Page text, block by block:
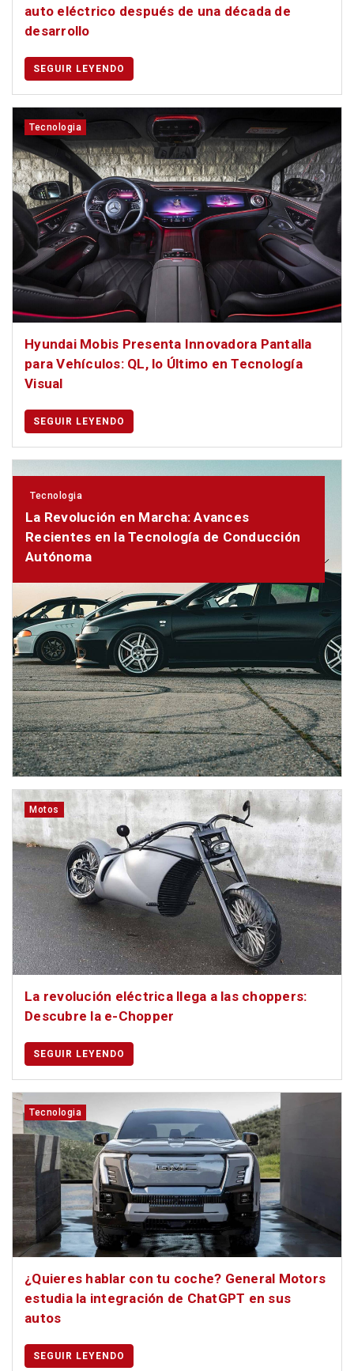
auto eléctrico después de una década de
desarrollo
SEGUIR LEYENDO
Tecnologia
Hyundai Mobis Presenta Innovadora Pantalla
para Vehículos: QL, lo Último en Tecnología
Visual
SEGUIR LEYENDO
Tecnologia
La Revolución en Marcha: Avances
Recientes en la Tecnología de Conducción
Autónoma
Motos
La revolución eléctrica llega a las choppers:
Descubre la e-Chopper
SEGUIR LEYENDO
Tecnologia
¿Quieres hablar con tu coche? General Motors
estudia la integración de ChatGPT en sus
autos
SEGUIR LEYENDO